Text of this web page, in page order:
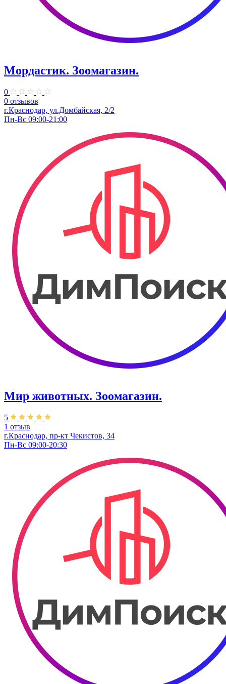
Мордастик. Зоомагазин.
0
0 отзывов
г.Краснодар, ул.Домбайская, 2/2
Пн-Вс 09:00-21:00
Мир животных. Зоомагазин.
5
1 отзыв
г.Краснодар, пр-кт Чекистов, 34
Пн-Вс 09:00-20:30